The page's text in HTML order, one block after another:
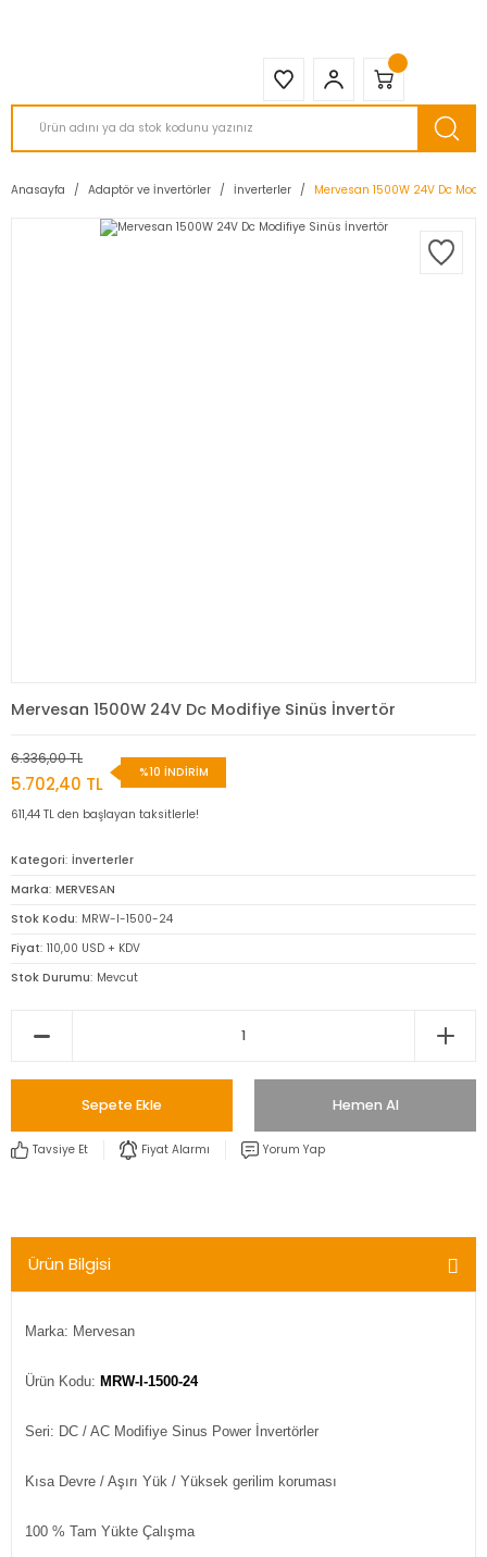
Anasayfa Adaptör ve İnvertörler İnverterler Mervesan 1500W 24V Dc
Mervesan 1500W 24V Dc Modifiye Sinüs İnvertör
6.336,00 TL
5.702,40 TL
%10 İNDİRİM
611,44 TL den başlayan taksitlerle!
Kategori İnverterler
Marka MERVESAN
Stok Kodu MRW-I-1500-24
Fiyat 110,00 USD + KDV
Stok Durumu Mevcut
Sepete Ekle Hemen Al
Tavsiye Et Fiyat Alarmı Yorum Yap
Ürün Bilgisi
Marka: Mervesan
Ürün Kodu: MRW-I-1500-24
Seri: DC / AC Modifiye Sinus Power İnvertörler
Kısa Devre / Aşırı Yük / Yüksek gerilim koruması
100 % Tam Yükte Çalışma